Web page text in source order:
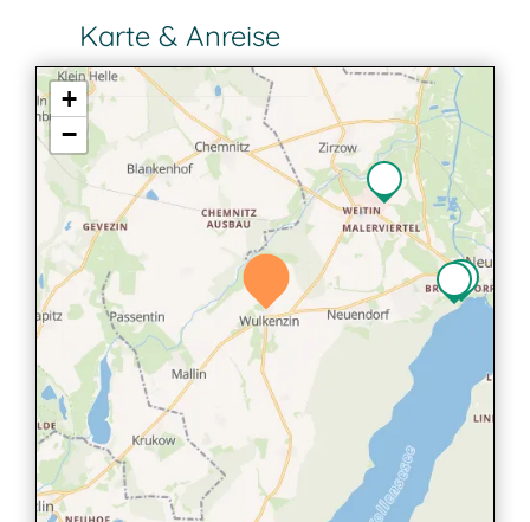
Karte & Anreise
+
−